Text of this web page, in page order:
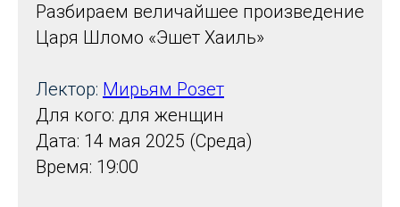
Разбираем величайшее произведение
Царя Шломо «Эшет Хаиль»
Лектор: Мирьям Розет
Для кого: для женщин
Дата: 14 мая 2025 (Среда)
Время: 19:00